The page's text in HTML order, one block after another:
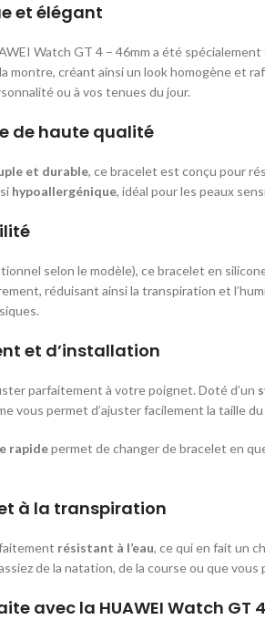
et élégant
Watch GT 4 – 46mm a été
montre, créant ainsi un look homogène et
ou à vos tenues du jour.
de haute qualité
et durable, ce bracelet est conçu pour
hypoallergénique, idéal pour les peaux
selon le modèle), ce bracelet en
réduisant ainsi la transpiration et
et d’installation
parfaitement à votre poignet. Doté d’un
vous permet d’ajuster facilement la taille
rapidepermet de changer de bracelet en
à la transpiration
résistant à l’eau, ce qui en fait un
de la natation, de la course ou que
avec la HUAWEI Watch GT